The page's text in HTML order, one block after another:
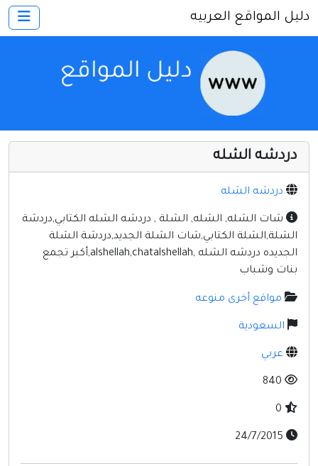
اتصل بنا
الأسرة والترفيه
كمبيوتر وبرامج
مواقع إخباريه
دليل المواقع العربيه
دردشه الشله
دردشه الشله
شات الشله, الشله, الشلة , دردشه الشله الكتابي,دردشة
الشلة,الشلة الكتابي,شات الشلة الجديد,دردشة الشلة
الجديده دردشه الشله ,alshellah,chatalshellah,أكبر تجمع
بنات وشباب
مواقع أخرى منوعه
السعودية
عربي